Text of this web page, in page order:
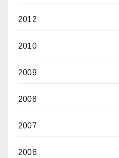
2012
2010
2009
2008
2007
2006